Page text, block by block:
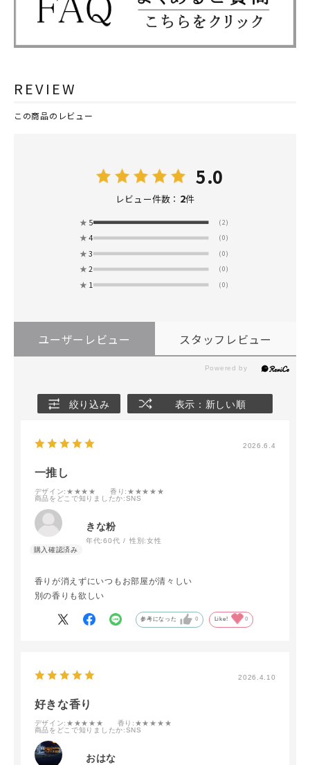
REVIEW
この商品のレビュー
5.0
レビュー件数： 2件
★ 5 (2)
★ 4 (0)
★ 3 (0)
★ 2 (0)
★ 1 (0)
ユーザーレビュー スタッフレビュー
絞り込み 表示：新しい順
2026.6.4
一推し
デザイン:★★★★ 香り :★★★★★
商品をどこで知りましたか:SNS
きな粉
年代:60代 性別:女性
香りが消えずにいつもお部屋が清々しい
別の香りも欲しい
参考になった 0 Like! 0
2026.4.10
好きな香り
デザイン:★★★★★ 香り :★★★★★
商品をどこで知りましたか:SNS
おはな